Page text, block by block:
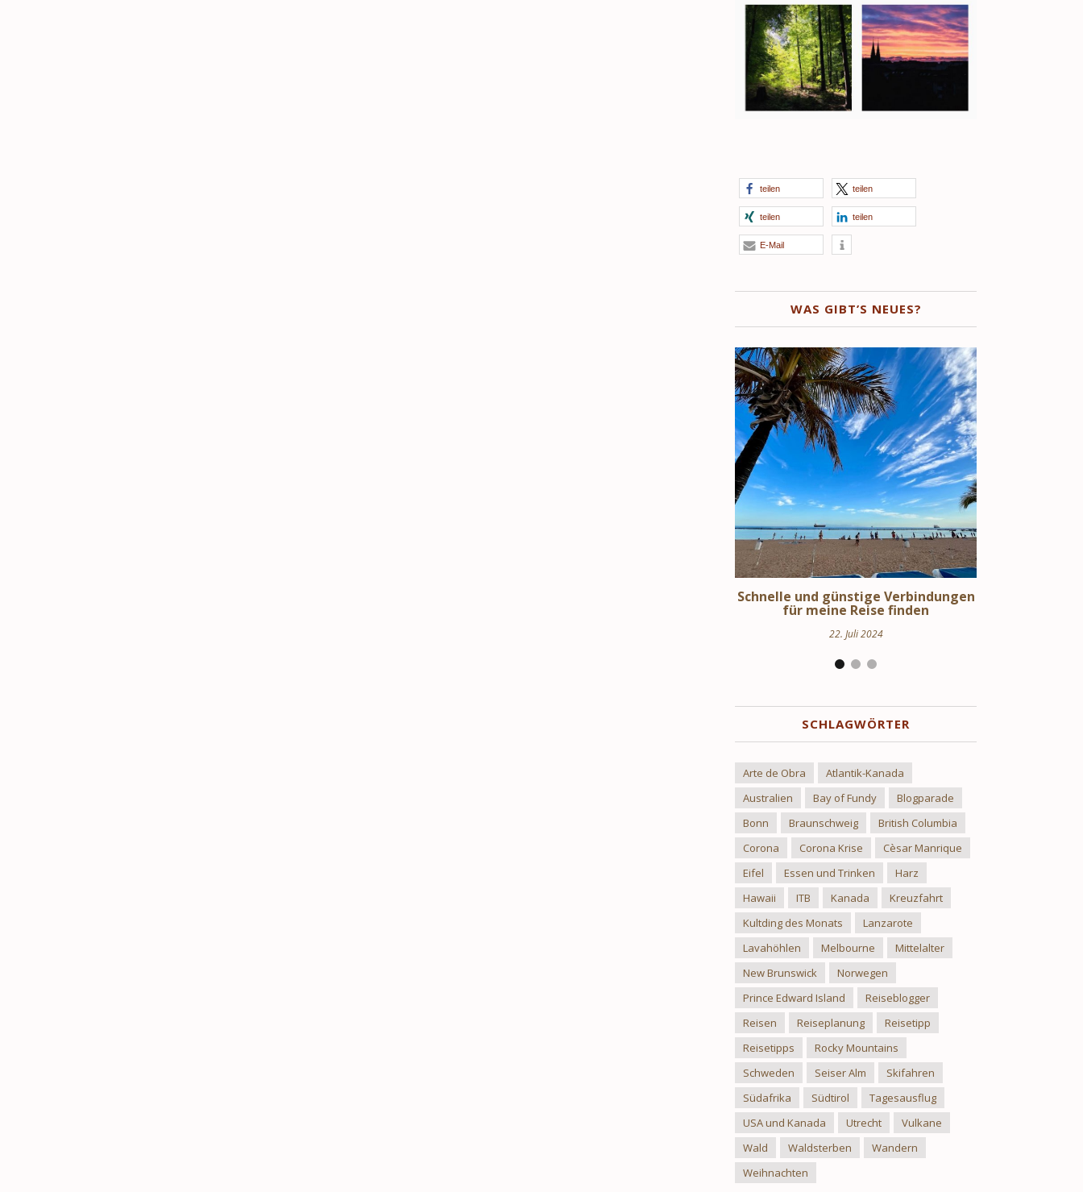
teilen teilen
teilen teilen
E-Mail
WAS GIBT’S NEUES?
Schweden Urlaub – Haus am See in
Uppland
24. März 2024
SCHLAGWÖRTER
Arte de Obra
Atlantik-Kanada
Australien
Bay of Fundy
Blogparade
Bonn
Braunschweig
British Columbia
Corona
Corona Krise
Cèsar Manrique
Eifel
Essen und Trinken
Harz
Hawaii
ITB Kanada
Kreuzfahrt
Kultding des Monats
Lanzarote
Lavahöhlen
Melbourne
Mittelalter
New Brunswick
Norwegen
Prince Edward Island
Reiseblogger
Reisen
Reiseplanung
Reisetipp
Reisetipps
Rocky Mountains
Schweden
Seiser Alm
Skifahren
Südafrika
Südtirol
Tagesausflug
USA und Kanada
Utrecht
Vulkane
Wald
Waldsterben
Wandern
Weihnachten